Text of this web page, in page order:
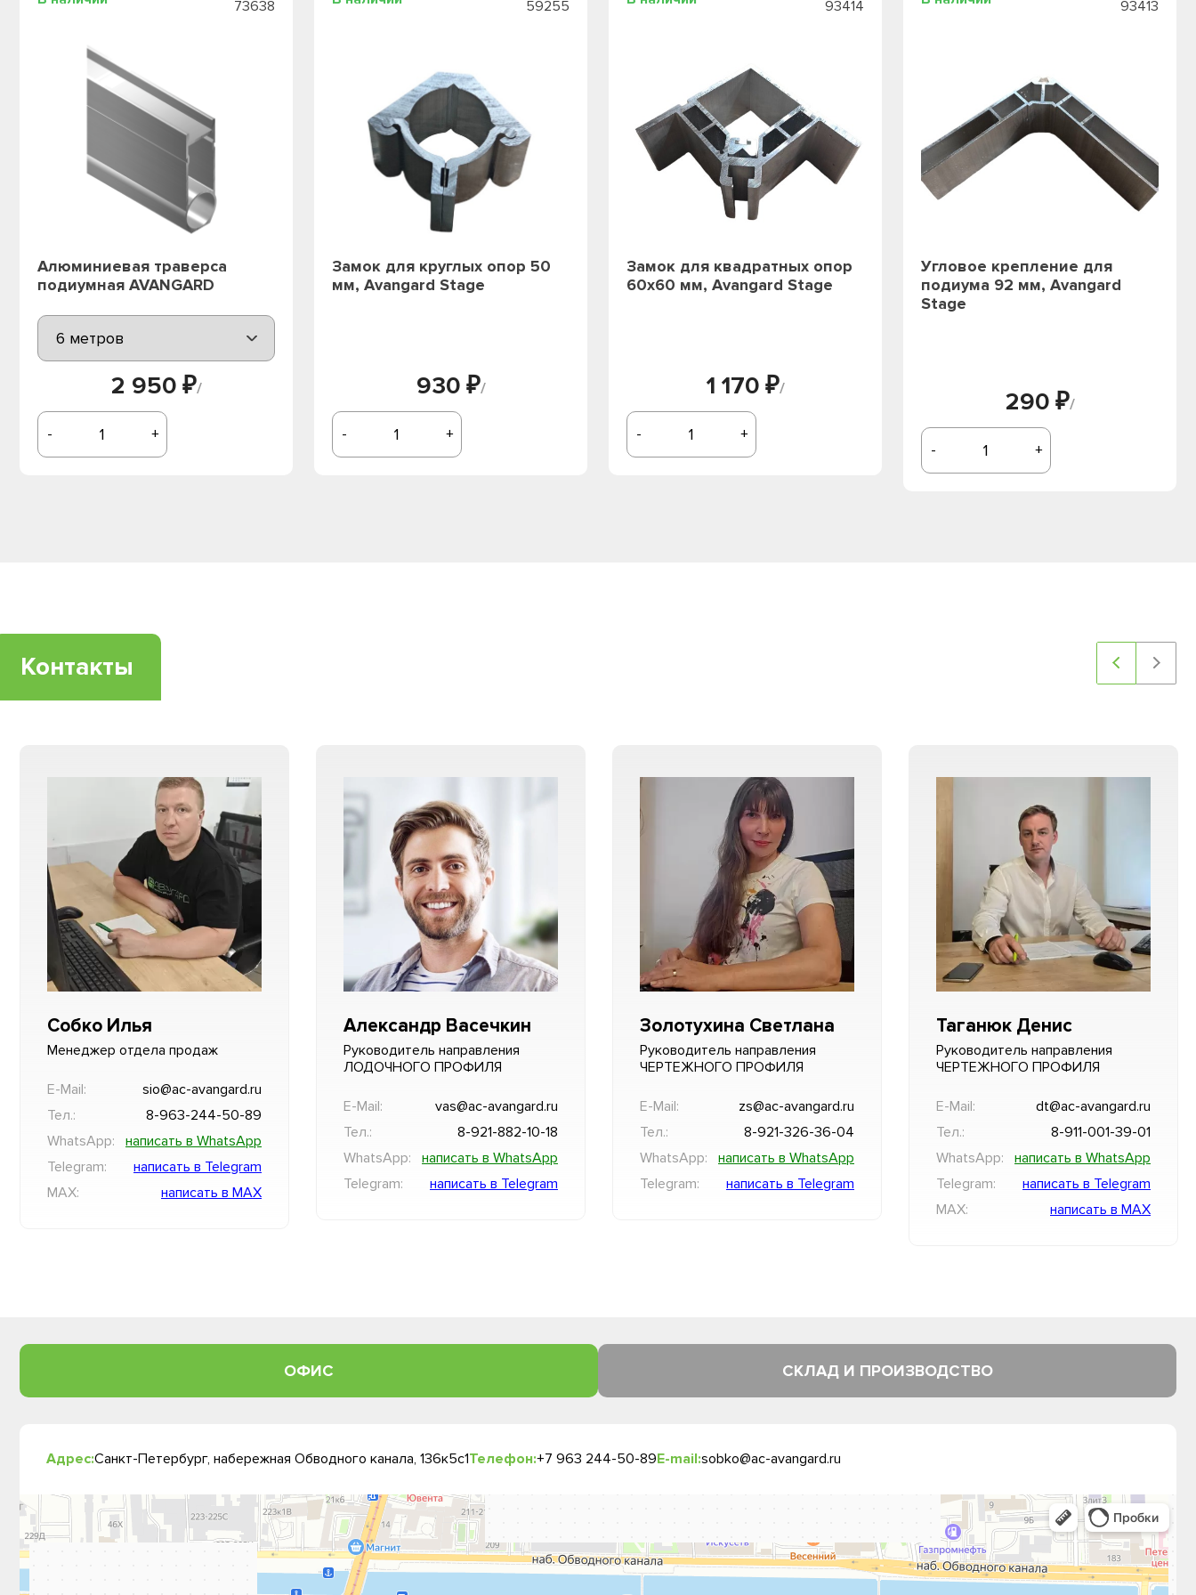
73638
Алюминиевая траверса
подиумная AVANGARD
2 950 ₽/
- +
59255
Замок для круглых опор 50
мм, Avangard Stage
930 ₽/
- +
93414
Замок для квадратных опор
60х60 мм, Avangard Stage
1 170 ₽/
- +
93413
Угловое крепление для
подиума 92 мм, Avangard
Stage
290 ₽/
- +
Контакты
Собко Илья
Менеджер отдела продаж
E-Mail:
sio@ac-avangard.ru
Тел.:
8-963-244-50-89
WhatsApp:
написать в WhatsApp
Telegram:
написать в Telegram
MAX:
написать в MAX
Александр Васечкин
Руководитель направления
ЛОДОЧНОГО ПРОФИЛЯ
E-Mail:
vas@ac-avangard.ru
Тел.:
8-921-882-10-18
WhatsApp:
написать в WhatsApp
Telegram:
написать в Telegram
Золотухина Светлана
Руководитель направления
ЧЕРТЕЖНОГО ПРОФИЛЯ
E-Mail:
zs@ac-avangard.ru
Тел.:
8-921-326-36-04
WhatsApp:
написать в WhatsApp
Telegram:
написать в Telegram
Таганюк Денис
Руководитель направления
ЧЕРТЕЖНОГО ПРОФИЛЯ
E-Mail:
dt@ac-avangard.ru
Тел.:
8-911-001-39-01
WhatsApp:
написать в WhatsApp
Telegram:
написать в Telegram
MAX:
написать в MAX
ОФИС СКЛАД И ПРОИЗВОДСТВО
Адрес:Санкт-Петербург, набережная Обводного канала, 136к5с1Телефон:+7 963 244-50-89E-mail:sobko@ac-avangard.ru